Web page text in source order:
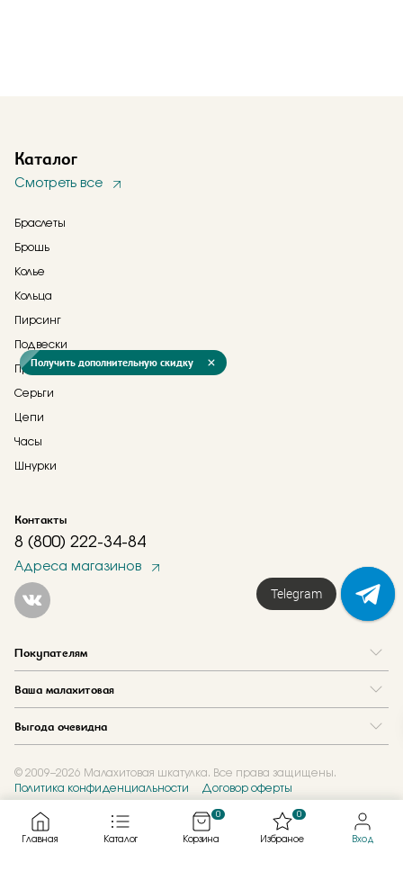
Каталог
Смотреть все
Браслеты
Брошь
Колье
Кольца
Пирсинг
Подвески
Прочее
Серьги
Цепи
Часы
Шнурки
Контакты
8 (800) 222-34-84
Адреса магазинов
Покупателям
Ваша малахитовая
Где купить
Новости
Журнал
Выгода очевидна
Акции
Обмен и скупка
Подарочные сертификаты
© 2009–2026 Малахитовая шкатулка. Все права защищены.
Политика конфиденциальности
Договор оферты
Главная Каталог Корзина
0
Избраное
0
Вход
Получить дополнительную скидку
Telegram